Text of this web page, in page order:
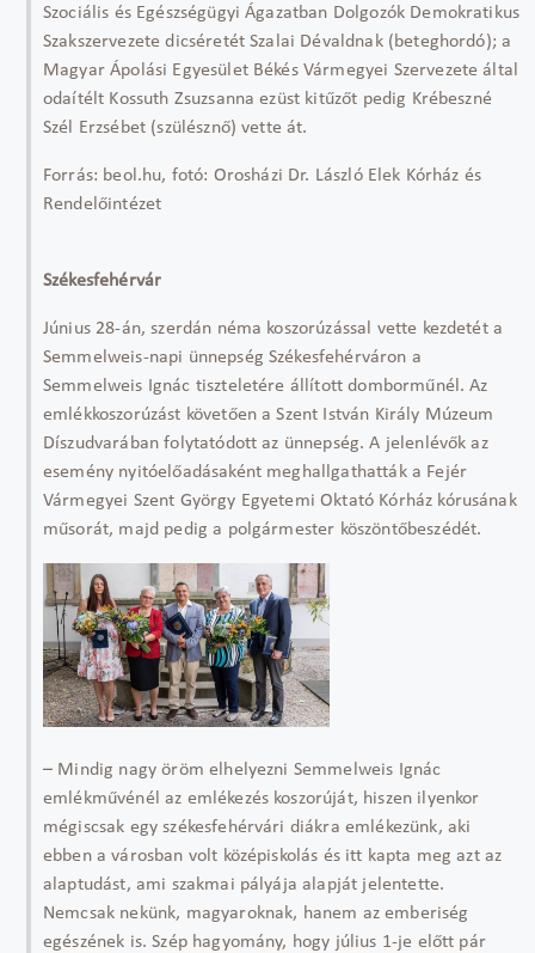
Szociális és Egészségügyi Ágazatban Dolgozók Demokratikus
Szakszervezete dicséretét Szalai Dévaldnak (beteghordó); a
Magyar Ápolási Egyesület Békés Vármegyei Szervezete által
odaítélt Kossuth Zsuzsanna ezüst kitűzőt pedig Krébeszné
Szél Erzsébet (szülésznő) vette át.
Forrás: beol.hu, fotó: Orosházi Dr. László Elek Kórház és
Rendelőintézet
Székesfehérvár
Június 28-án, szerdán néma koszorúzással vette kezdetét a
Semmelweis-napi ünnepség Székesfehérváron a
Semmelweis Ignác tiszteletére állított domborműnél. Az
emlékkoszorúzást követően a Szent István Király Múzeum
Díszudvarában folytatódott az ünnepség. A jelenlévők az
esemény nyitóelőadásaként meghallgathatták a Fejér
Vármegyei Szent György Egyetemi Oktató Kórház kórusának
műsorát, majd pedig a polgármester köszöntőbeszédét.
– Mindig nagy öröm elhelyezni Semmelweis Ignác
emlékművénél az emlékezés koszorúját, hiszen ilyenkor
mégiscsak egy székesfehérvári diákra emlékezünk, aki
ebben a városban volt középiskolás és itt kapta meg azt az
alaptudást, ami szakmai pályája alapját jelentette.
Nemcsak nekünk, magyaroknak, hanem az emberiség
egészének is. Szép hagyomány, hogy július 1-je előtt pár